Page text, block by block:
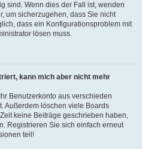
sind. Wenn dies der Fall ist, wenden
um sicherzugehen, dass Sie nicht
dass ein Konfigurationsproblem mit
lösen muss.
kann mich aber nicht mehr
Benutzerkonto aus verschieden
Außerdem löschen viele Boards
keine Beiträge geschrieben haben,
Registrieren Sie sich einfach erneut
teil!